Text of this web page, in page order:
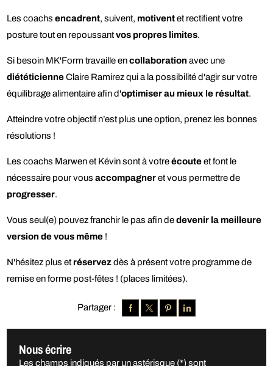
Les coachsencadrent, suivent, motiventet rectifient votre
posture tout en repoussantvos propres limites.
Si besoin MK'Form travaille encollaborationavec une
diététicienneClaire Ramirez qui a la possibilité d'agir sur votre
équilibrage alimentaire afin d'optimiser au mieux le résultat.
Atteindre votre objectif n’est plus une option, prenez les bonnes
résolutions !
Les coachs Marwen et Kévin sont à votreécouteet font le
nécessaire pour vousaccompagneret vous permettre de
progresser.
Vous seul(e) pouvez franchir le pas afin dedevenir la meilleure
version de vous même!
N'hésitez plus etréservezdès à présent votre programme de
remise en forme post-fêtes ! (places limitées).
Partager :
Nous écrire
Les champs indiqués par un astérisque (*) sont